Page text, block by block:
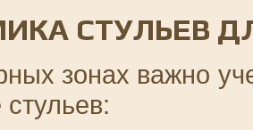
СТУЛЬЕВ
зонах важно